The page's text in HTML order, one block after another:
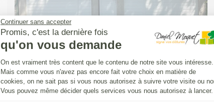
Continuer sans accepter
Promis, c'est la dernière fois
qu'on vous demande
Plateforme de Gestion du
On est vraiment très content que le contenu de notre site vous intéresse.
Mais comme vous n'avez pas encore fait votre choix en matière de
cookies, on ne sait pas si vous nous autorisez à suivre votre visite ou
Vous pouvez même décider quels services vous nous autorisez à lancer.
CLOTURE (INSTALLATION)
Pose d'une Clôture Yat'Easy avec un